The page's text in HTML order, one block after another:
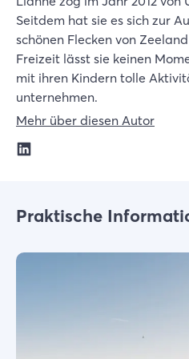
Seitdem hat sie es sich zur
schönen Flecken von
Freizeit lässt sie keinen
mit ihren Kindern tolle
unternehmen.
Mehr über diesen Autor
Praktische